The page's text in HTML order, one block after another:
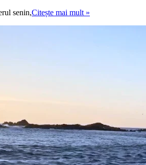
senin,Citește mai mult »